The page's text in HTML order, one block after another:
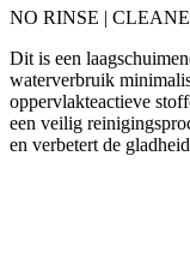
NO RINSE |
Dit is een
waterverbruik
oppervlakteactieve
een veilig
en verbetert de